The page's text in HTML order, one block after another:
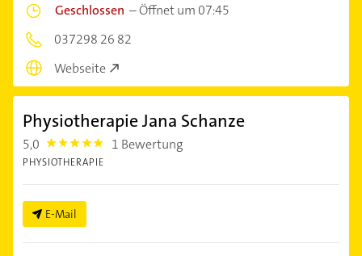
Geschlossen –Öffnet um 07:45
037298 26 82
Webseite
Physiotherapie Jana Schanze
5,0 5.0 1 Bewertung
PHYSIOTHERAPIE
E-Mail